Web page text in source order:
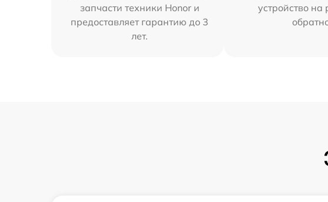
запчасти техники Honor и
предоставляет гарантию до 3
лет.
устройство на